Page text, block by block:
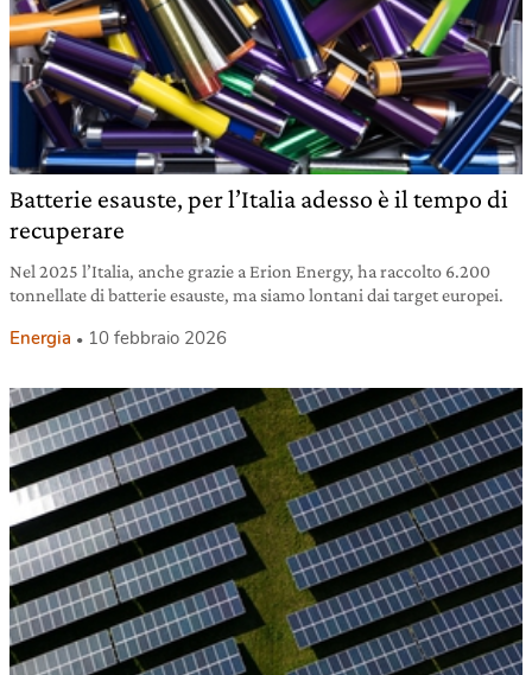
Batterie esauste, per l’Italia adesso è il tempo di
recuperare
Nel 2025 l’Italia, anche grazie a Erion Energy, ha raccolto 6.200
tonnellate di batterie esauste, ma siamo lontani dai target europei.
Energia 10 febbraio 2026